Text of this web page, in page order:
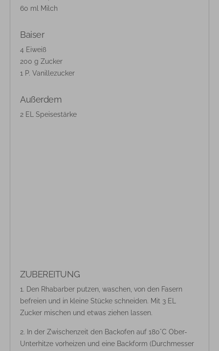
60 ml Milch
Baiser
4 Eiweiß
200 g Zucker
1 P. Vanillezucker
Außerdem
2 EL Speisestärke
ZUBEREITUNG
Den Rhabarber putzen, waschen, von den Fasern
befreien und in kleine Stücke schneiden. Mit 3 EL
Zucker mischen und etwas ziehen lassen.
In der Zwischenzeit den Backofen auf 180°C Ober-
Unterhitze vorheizen und eine Backform (Durchmesser